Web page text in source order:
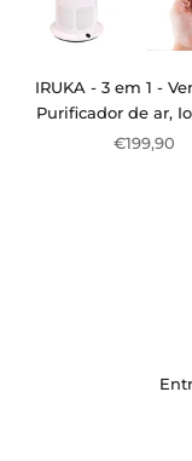
IRUKA - 3 em 1 -
Purificador de ar,
Preço de
€199,90